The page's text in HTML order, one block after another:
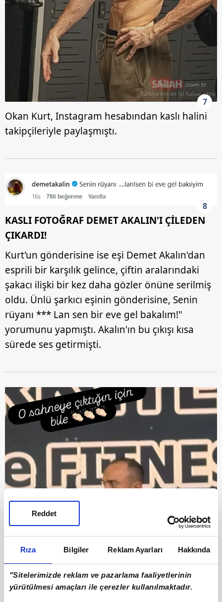
Rıza Bilgiler Reklam Ayarları Hakkında
"Sitelerimizde reklam ve pazarlama faaliyetlerinin
yürütülmesi amaçları ile çerezler kullanılmaktadır.
Reddet
7
Okan Kurt, Instagram hesabından kaslı halini
takipçileriyle paylaşmıştı.
8
KASLI FOTOĞRAF DEMET AKALIN'I ÇİLEDEN
ÇIKARDI!
Kurt'un gönderisine ise eşi Demet Akalın'dan
esprili bir karşılık gelince, çiftin aralarındaki
şakacı ilişki bir kez daha gözler önüne serilmiş
oldu. Ünlü şarkıcı eşinin gönderisine, Senin
rüyanı *** Lan sen bir eve gel bakalım!"
yorumunu yapmıştı. Akalın'ın bu çıkışı kısa
sürede ses getirmişti.
9
Demet Akalın ve Okan Kurt çifti, bu kez
sahnelerde değil, podyumda boy gösterdi! Bir